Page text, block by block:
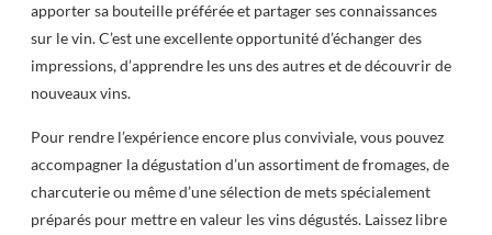
apporter sa bouteille préférée et partager ses connaissances
sur le vin. C’est une excellente opportunité d’échanger des
impressions, d’apprendre les uns des autres et de découvrir de
nouveaux vins.
Pour rendre l’expérience encore plus conviviale, vous pouvez
accompagner la dégustation d’un assortiment de fromages, de
charcuterie ou même d’une sélection de mets spécialement
préparés pour mettre en valeur les vins dégustés. Laissez libre